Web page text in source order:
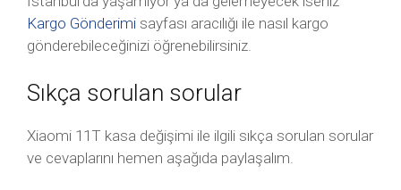
Kargo Gönderimi sayfası aracılığı ile nasıl kargo
gönderebileceğinizi öğrenebilirsiniz.
Sıkça sorulan sorular
Xiaomi 11T kasa değişimi ile ilgili sıkça sorulan sorular
ve cevaplarını hemen aşağıda paylaşalım.